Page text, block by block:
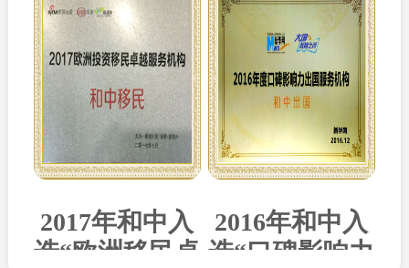
2017年和中入
选“欧洲移民卓
2016年和中入
选“口碑影响力